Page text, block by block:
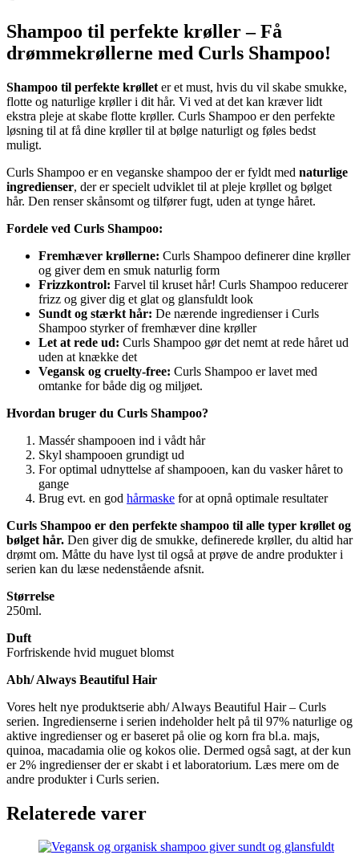
Shampoo til perfekte krøller – Få
drømmekrøllerne med Curls Shampoo!
Shampoo til perfekte krøllet er et must, hvis du vil skabe smukke,
flotte og naturlige krøller i dit hår. Vi ved at det kan kræver lidt
ekstra pleje at skabe flotte krøller. Curls Shampoo er den perfekte
løsning til at få dine krøller til at bølge naturligt og føles bedst
muligt.
Curls Shampoo er en veganske shampoo der er fyldt med naturlige
ingredienser, der er specielt udviklet til at pleje krøllet og bølget
hår. Den renser skånsomt og tilfører fugt, uden at tynge håret.
Fordele ved Curls Shampoo:
Fremhæver krøllerne: Curls Shampoo definerer dine krøller
og giver dem en smuk naturlig form
Frizzkontrol: Farvel til kruset hår! Curls Shampoo reducerer
frizz og giver dig et glat og glansfuldt look
Sundt og stærkt hår: De nærende ingredienser i Curls
Shampoo styrker of fremhæver dine krøller
Let at rede ud: Curls Shampoo gør det nemt at rede håret ud
uden at knække det
Vegansk og cruelty-free: Curls Shampoo er lavet med
omtanke for både dig og miljøet.
Hvordan bruger du Curls Shampoo?
Massér shampooen ind i vådt hår
Skyl shampooen grundigt ud
For optimal udnyttelse af shampooen, kan du vasker håret to
gange
Brug evt. en god hårmaske for at opnå optimale resultater
Curls Shampoo er den perfekte shampoo til alle typer krøllet og
bølget hår. Den giver dig de smukke, definerede krøller, du altid har
drømt om. Måtte du have lyst til også at prøve de andre produkter i
serien kan du læse nedenstående afsnit.
Størrelse
250ml.
Duft
Forfriskende hvid muguet blomst
Abh/ Always Beautiful Hair
Vores helt nye produktserie abh/ Always Beautiful Hair – Curls
serien. Ingredienserne i serien indeholder helt på til 97% naturlige og
aktive ingredienser og er baseret på olie og korn fra bl.a. majs,
quinoa, macadamia olie og kokos olie. Dermed også sagt, at der kun
er 2% ingredienser der er skabt i et laboratorium. Læs mere om de
andre produkter i Curls serien.
Relaterede varer